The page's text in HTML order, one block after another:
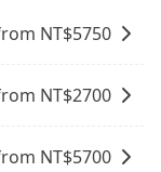
和EMAIL提
低價，如臨時
如當天下午過
NT$5750
NT$2700
NT$5700